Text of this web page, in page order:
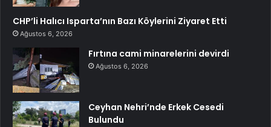
CHP’li Halıcı Isparta’nın Bazı Köylerini Ziyaret Etti
Ağustos 6, 2026
Fırtına cami minarelerini devirdi
Ağustos 6, 2026
Ceyhan Nehri’nde Erkek Cesedi
Bulundu